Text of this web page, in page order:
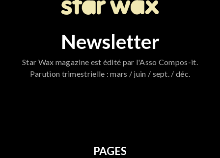
Newsletter
Star Wax magazine est édité par l'Asso Compos-it.
Parution trimestrielle : mars / juin / sept. / déc.
PAGES